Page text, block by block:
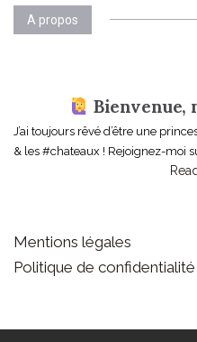
A propos
Bienvenue,
J’ai toujours rêvé d’être une
& les #chateaux ! Rejoignez-moi
Mentions légales
Politique de confidentialité